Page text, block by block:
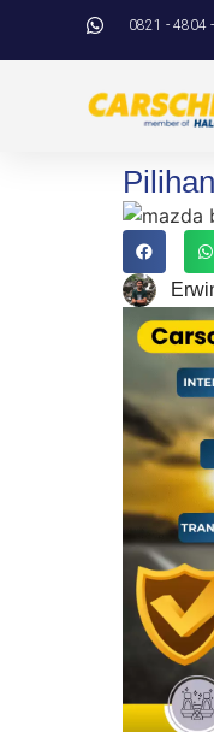
0821 - 4804